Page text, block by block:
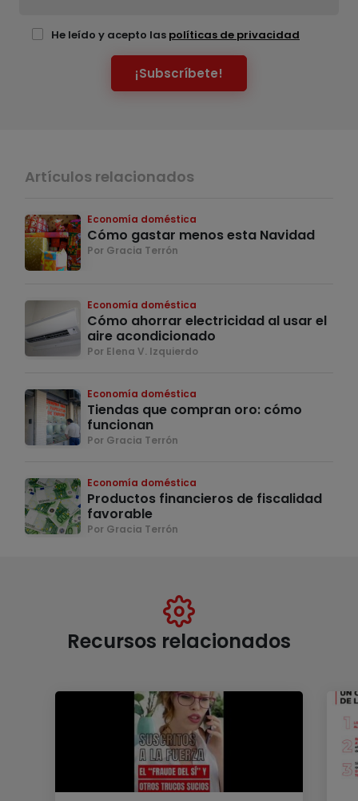
He leído y acepto las políticas de privacidad
¡Subscríbete!
Artículos relacionados
Economía doméstica
Cómo gastar menos esta Navidad
Por Gracia Terrón
Economía doméstica
Cómo ahorrar electricidad al usar el
aire acondicionado
Por Elena V. Izquierdo
Economía doméstica
Tiendas que compran oro: cómo
funcionan
Por Gracia Terrón
Economía doméstica
Productos financieros de fiscalidad
favorable
Por Gracia Terrón
Recursos relacionados